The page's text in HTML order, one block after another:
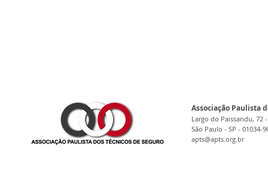
Associação Paulista
Largo do Paissandu, 72
São Paulo - SP - 01034-
apts@apts.org.br